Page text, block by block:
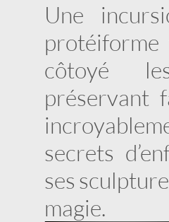
Une
protéiforme
côtoyé
préservant
secrets
ses
magie.